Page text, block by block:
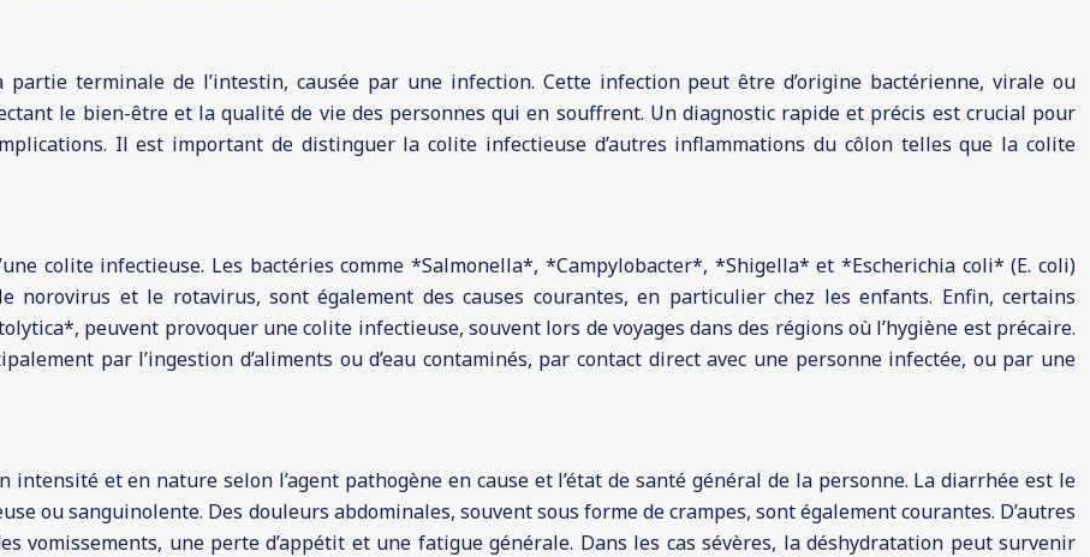
terminale de l’intestin, causée par une infection. Cette infection peut être d’origine bactérienne, virale ou
le bien-être et la qualité de vie des personnes qui en souffrent. Un diagnostic rapide et précis est crucial pour
Il est important de distinguer la colite infectieuse d’autres inflammations du côlon telles que la colite
colite infectieuse. Les bactéries comme *Salmonella*, *Campylobacter*, *Shigella* et *Escherichia coli* (E. coli)
norovirus et le rotavirus, sont également des causes courantes, en particulier chez les enfants. Enfin, certains
peuvent provoquer une colite infectieuse, souvent lors de voyages dans des régions où l’hygiène est précaire.
par l’ingestion d’aliments ou d’eau contaminés, par contact direct avec une personne infectée, ou par une
et en nature selon l’agent pathogène en cause et l’état de santé général de la personne. La diarrhée est le
ou sanguinolente. Des douleurs abdominales, souvent sous forme de crampes, sont également courantes. D’autres
vomissements, une perte d’appétit et une fatigue générale. Dans les cas sévères, la déshydratation peut survenir